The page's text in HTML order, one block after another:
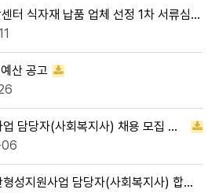
2024년 마포지역자활센터 식자재 납품 업체 선정 1차 서류심사 결과발표
산 공고
[채용공고] 자활근로사업 담당자(사회복지사) 채용 모집 공고
[최종합격자공고] 자산형성지원사업 담당자(사회복지사) 합격자 공고